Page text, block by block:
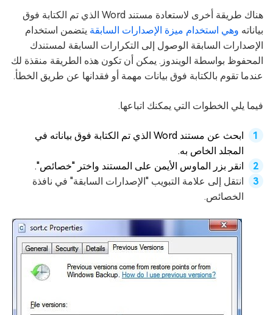
هناك طريقة أخرى لاستعادة مستند Word الذي تم الكتابة فوق
بياناته وهي استخدام ميزة الإصدارات السابقة يتضمن استخدام
الإصدارات السابقة الوصول إلى التكرارات السابقة لمستندك
المحفوظ بواسطة الويندوز. يمكن أن تكون هذه الطريقة منقذة لك
عندما تقوم بالكتابة فوق بيانات مهمة أو فقدانها عن طريق الخطأ.
فيما يلي الخطوات التي يمكنك اتباعها.
ابحث عن مستند Word الذي تم الكتابة فوق بياناته في
المجلد الخاص به.
انقر بزر الماوس الأيمن على المستند واختر "خصائص".
انتقل إلى علامة التبويب "الإصدارات السابقة" في نافذة
الخصائص.